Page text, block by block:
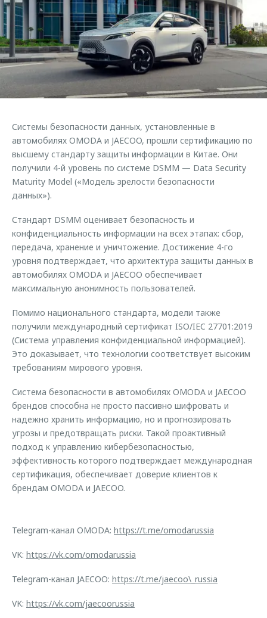
Страхование
Кредитный калькулятор
Аксессуары
Одежда и сувениры
Оригинальные аксессуары
Трейд-ин
Калькулятор трейд-ин
Клиентская поддержка
O&J Автоклуб
Клуб владельцев OMODA
Приложение O&J
Аксессуары
Оригинальные аксессуары
Запчасти
Обратная связь
Системы безопасности данных, установленные в
автомобилях OMODA и JAECOO, прошли сертификацию по
высшему стандарту защиты информации в Китае. Они
получили 4-й уровень по системе DSMM — Data Security
Maturity Model («Модель зрелости безопасности
данных»).
Стандарт DSMM оценивает безопасность и
конфиденциальность информации на всех этапах: сбор,
передача, хранение и уничтожение. Достижение 4-го
уровня подтверждает, что архитектура защиты данных в
автомобилях OMODA и JAECOO обеспечивает
максимальную анонимность пользователей.
Помимо национального стандарта, модели также
получили международный сертификат ISO/IEC 27701:2019
(Система управления конфиденциальной информацией).
Это доказывает, что технологии соответствует высоким
требованиям мирового уровня.
Система безопасности в автомобилях OMODA и JAECOO
брендов способна не просто пассивно шифровать и
надежно хранить информацию, но и прогнозировать
угрозы и предотвращать риски. Такой проактивный
подход к управлению кибербезопасностью,
эффективность которого подтверждает международная
сертификация, обеспечивает доверие клиентов к
брендам OMODA и JAECOO.
Telegram-канал OMODA: https://t.me/omodarussia
VK: https://vk.com/omodarussia
Telegram-канал JAECOO: https://t.me/jaecoo\_russia
VK: https://vk.com/jaecoorussia